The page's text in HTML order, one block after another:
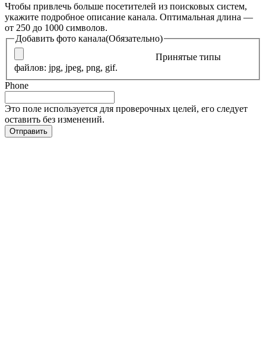
Чтобы привлечь больше посетителей из поисковых систем,
укажите подробное описание канала. Оптимальная длина —
от 250 до 1000 символов.
Добавить фото канала(Обязательно)
Принятые типы
файлов: jpg, jpeg, png, gif.
Phone
Это поле используется для проверочных целей, его следует
оставить без изменений.